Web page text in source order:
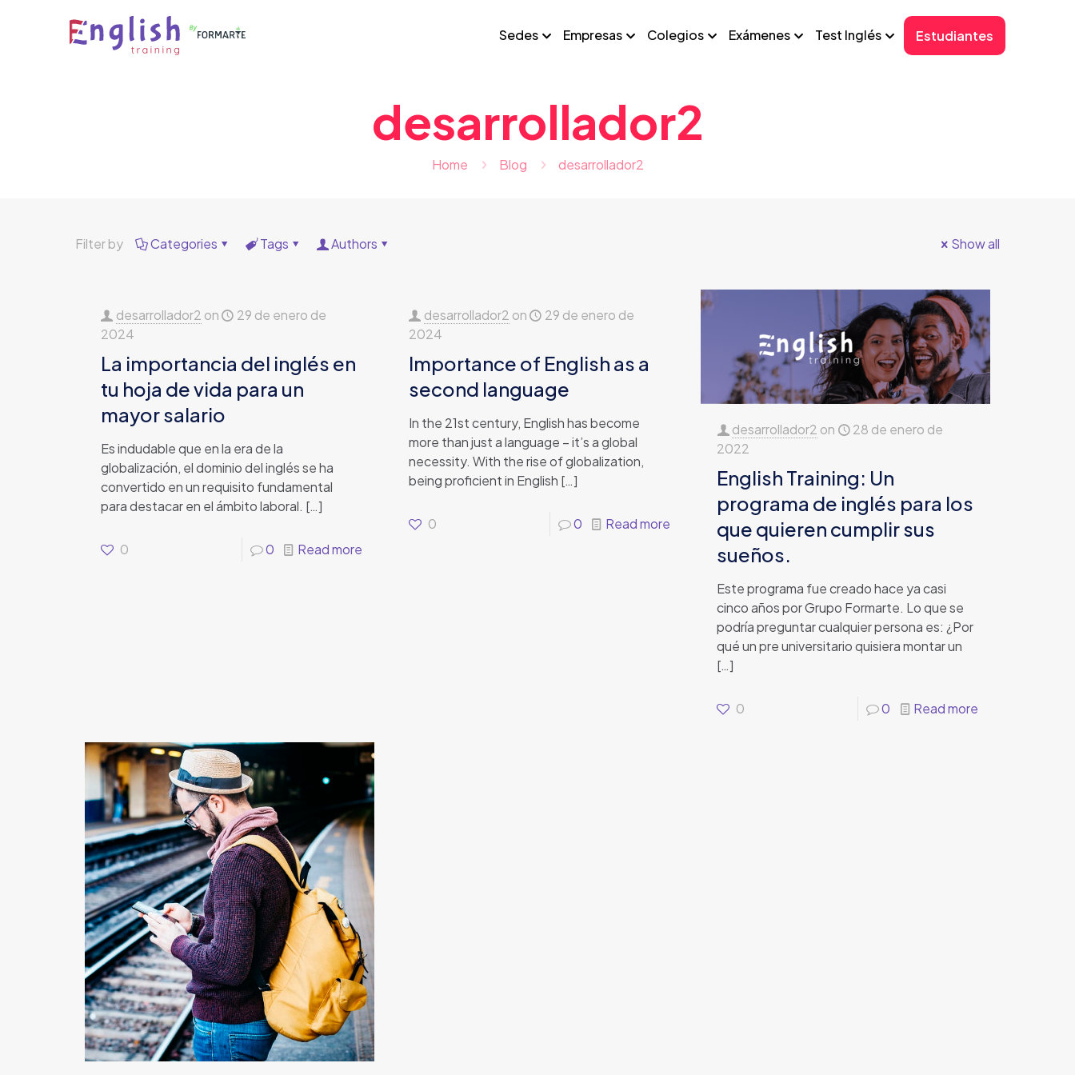
Sedes Empresas Colegios Exámenes Test Inglés Estudiantes
desarrollador2
Home Blog desarrollador2
Filter by Categories Tags Authors Show all
desarrollador2 on
29 de enero de
2024
La importancia del inglés en
tu hoja de vida para un
mayor salario
Es indudable que en la era de la
globalización, el dominio del inglés se ha
convertido en un requisito fundamental
para destacar en el ámbito laboral. […]
0 0 Read more
desarrollador2 on
29 de enero de
2024
Importance of English as a
second language
In the 21st century, English has become
more than just a language – it’s a global
necessity. With the rise of globalization,
being proficient in English […]
0 0 Read more
desarrollador2 on
28 de enero de
2022
English Training: Un
programa de inglés para los
que quieren cumplir sus
sueños.
Este programa fue creado hace ya casi
cinco años por Grupo Formarte. Lo que se
podría preguntar cualquier persona es: ¿Por
qué un pre universitario quisiera montar un
[…]
0 0 Read more